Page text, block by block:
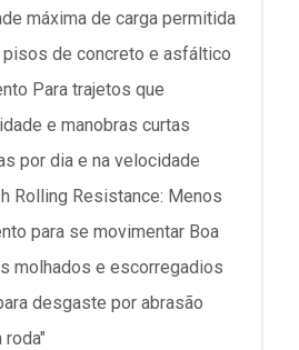
máxima de carga permitida
pisos de concreto e asfáltico
Para trajetos que
e manobras curtas
por dia e na velocidade
Rolling Resistance: Menos
para se movimentar Boa
molhados e escorregadios
desgaste por abrasão
roda"